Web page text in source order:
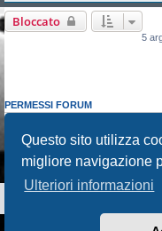
Questo sito utilizza
migliore navigazione
Ulteriori informazioni
Bloccato
5
PERMESSI FORUM
Non puoi
rispondere negli argomenti
Non puoimodificare i tuoi messaggi
Non puoicancellare i tuoi messaggi
Non puoi
inviare allegati